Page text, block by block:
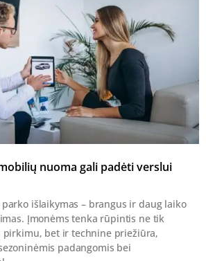
nuoma gali padėti verslui
išlaikymas – brangus ir daug laiko
Įmonėms tenka rūpintis ne tik
bet ir technine priežiūra,
padangomis bei